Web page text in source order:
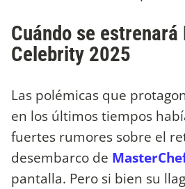
Cuándo se
Celebrity 2025
Las polémicas que
en los últimos tiempos
fuertes rumores sobre el
desembarco de
pantalla. Pero si bien su